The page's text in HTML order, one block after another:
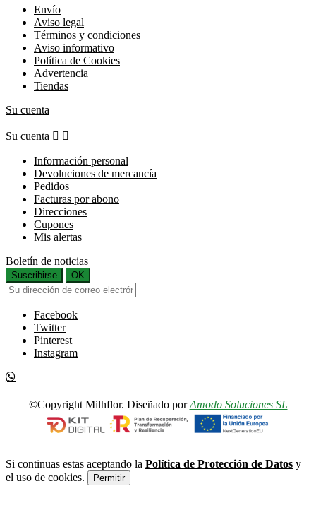
Envío
Aviso legal
Términos y condiciones
Aviso informativo
Política de Cookies
Advertencia
Tiendas
Su cuenta
Su cuenta  
Información personal
Devoluciones de mercancía
Pedidos
Facturas por abono
Direcciones
Cupones
Mis alertas
Boletín de noticias
Suscribirse OK
Facebook
Twitter
Pinterest
Instagram
©Copyright Milhflor. Diseñado porAmodo Soluciones SL
Si continuas estas aceptando la Política de Protección de Datos y
el uso de cookies.
Permitir